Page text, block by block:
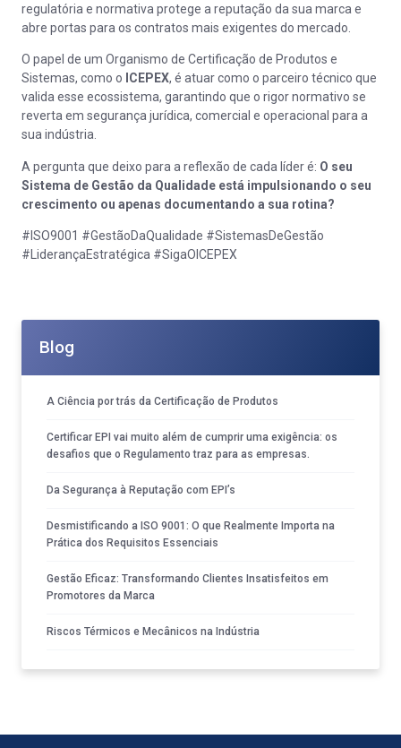
Blog
A Ciência por trás da Certificação de Produtos
Certificar EPI vai muito além de cumprir uma exigência: os
desafios que o Regulamento traz para as empresas.
Da Segurança à Reputação com EPI’s
Desmistificando a ISO 9001: O que Realmente Importa na
Prática dos Requisitos Essenciais
Gestão Eficaz: Transformando Clientes Insatisfeitos em
Promotores da Marca
Riscos Térmicos e Mecânicos na Indústria
regulatória e normativa protege a reputação da sua marca e
abre portas para os contratos mais exigentes do mercado.
O papel de um Organismo de Certificação de Produtos e
Sistemas, como o ICEPEX, é atuar como o parceiro técnico que
valida esse ecossistema, garantindo que o rigor normativo se
reverta em segurança jurídica, comercial e operacional para a
sua indústria.
A pergunta que deixo para a reflexão de cada líder é: O seu
Sistema de Gestão da Qualidade está impulsionando o seu
crescimento ou apenas documentando a sua rotina?
#ISO9001 #GestãoDaQualidade #SistemasDeGestão
#LiderançaEstratégica #SigaOICEPEX